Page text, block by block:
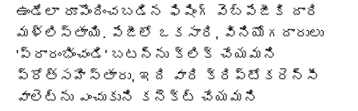
ఉండేలా రూపొందించబడిన ఫిషింగ్ వెబ్‌పేజీకి దారి
మళ్లిస్తాయి. పేజీలో ఒకసారి, వినియోగదారులు
'ప్రారంభించండి' బటన్‌ను క్లిక్ చేయమని
ప్రోత్సహిస్తారు, ఇది వారి క్రిప్టోకరెన్సీ
వాలెట్‌ను ఎంచుకుని కనెక్ట్ చేయమని